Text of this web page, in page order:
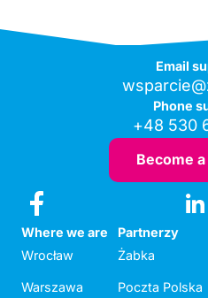
Email
Phone
+48 530
Become
Where we are
Wrocław
Warszawa
Partnerzy
Żabka
Poczta Polska